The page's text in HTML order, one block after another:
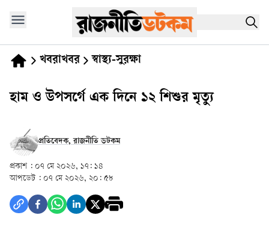
খবরাখবর স্বাস্থ্য-সুরক্ষা
হাম ও উপসর্গে এক দিনে ১২ শিশুর মৃত্যু
প্রতিবেদক, রাজনীতি ডটকম
প্রকাশ : ০৭ মে ২০২৬, ১৭: ১৪
আপডেট : ০৭ মে ২০২৬, ২০: ৫৮